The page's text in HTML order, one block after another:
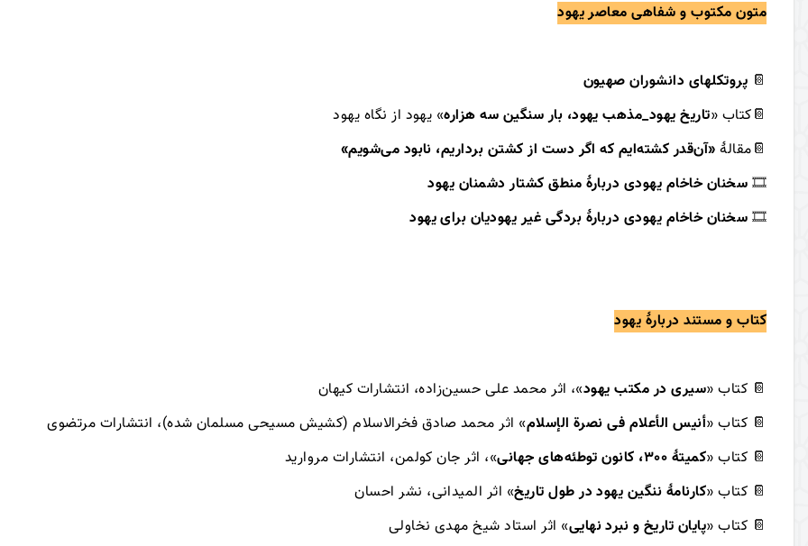
متون مکتوب و شفاهی معاصر یهود
📔 پروتکلهای دانشوران صهیون
📔کتاب «تاریخ یهود_مذهب یهود، بار سنگین سه هزاره» یهود از نگاه یهود
📔مقالۀ «آن‌قدر کشته‌ایم که اگر دست از کشتن برداریم، نابود می‌شویم»
🎞 سخنان خاخام یهودی دربارۀ منطق کشتار دشمنان یهود
🎞 سخنان خاخام یهودی دربارۀ بردگی غیر یهودیان برای یهود
کتاب و مستند دربارۀ یهود
📔 کتاب «سیری در مکتب یهود»، اثر محمد علی حسین‌زاده، انتشارات کیهان
📔 کتاب «أنیس الأعلام فی نصرة الإسلام» اثر محمد صادق فخرالاسلام (کشیش مسیحی مسلمان شده)، انتشارات مرتضوی
📔 کتاب «کمیتۀ 300، کانون توطئه‌های جهانی
»، اثر جان کولمن، انتشارات مروارید
📔 کتاب «کارنامۀ ننگین یهود در طول تاریخ» اثر المیدانی، نشر احسان
📔 کتاب «پایان تاریخ و نبرد نهایی» اثر استاد شیخ مهدی نخاولی